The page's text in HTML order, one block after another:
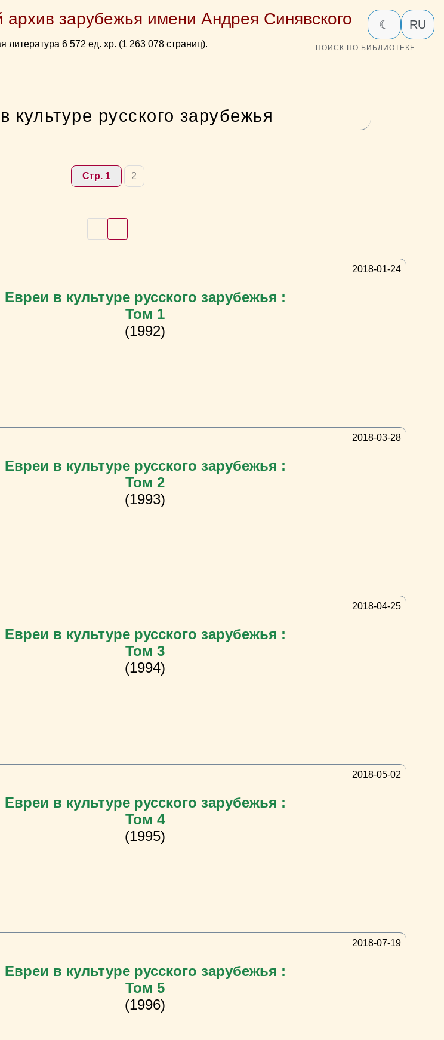
зарубежья имени Андрея Синявского
литература 6 572 ед. хр. (1 263 078 страниц).
☾ RU
ПОИСК ПО БИБЛИОТЕКЕ
культуре русского зарубежья
Стр. 1 2
2018-01-24
Евреи в культуре русского зарубежья :
Том 1
(1992)
2018-03-28
Евреи в культуре русского зарубежья :
Том 2
(1993)
2018-04-25
Евреи в культуре русского зарубежья :
Том 3
(1994)
2018-05-02
Евреи в культуре русского зарубежья :
Том 4
(1995)
2018-07-19
Евреи в культуре русского зарубежья :
Том 5
(1996)